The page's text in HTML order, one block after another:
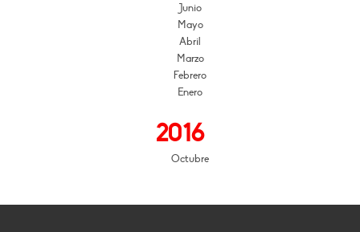
Junio
Mayo
Abril
Marzo
Febrero
Enero
2016
Octubre